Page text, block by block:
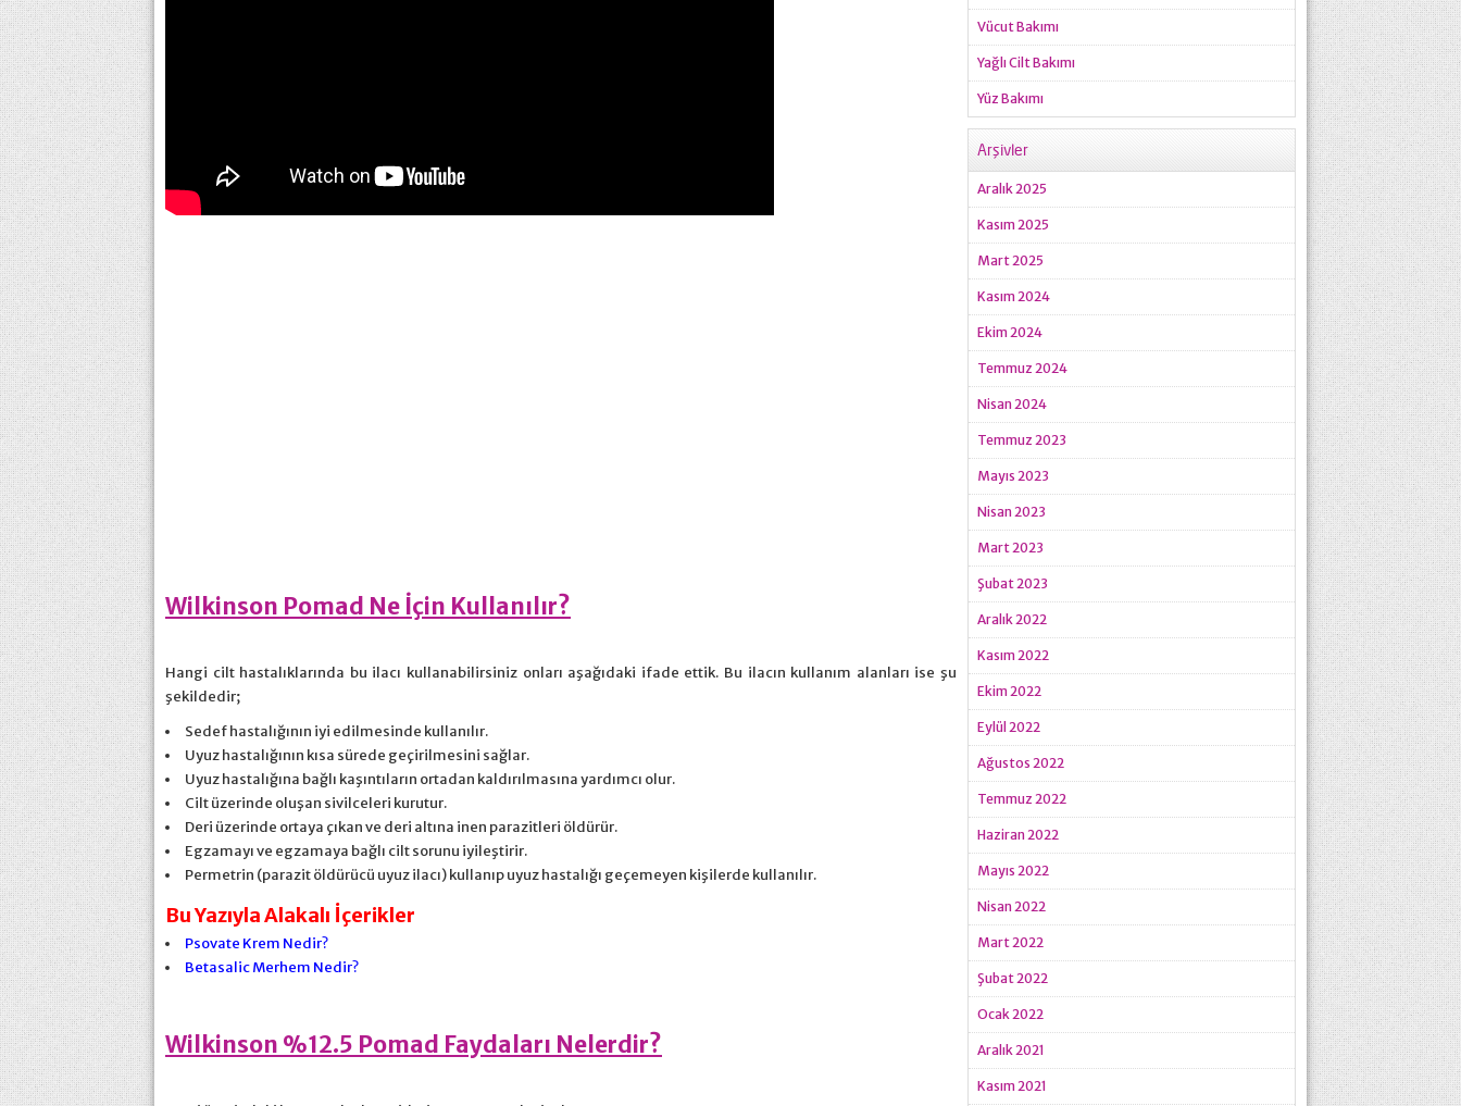
Wilkinson Pomad Ne İçin Kullanılır?
Hangi cilt hastalıklarında bu ilacı kullanabilirsiniz onları aşağıdaki ifade ettik. Bu ilacın kullanım alanları ise şu
şekildedir;
Sedef hastalığının iyi edilmesinde kullanılır.
Uyuz hastalığının kısa sürede geçirilmesini sağlar.
Uyuz hastalığına bağlı kaşıntıların ortadan kaldırılmasına yardımcı olur.
Cilt üzerinde oluşan sivilceleri kurutur.
Deri üzerinde ortaya çıkan ve deri altına inen parazitleri öldürür.
Egzamayı ve egzamaya bağlı cilt sorunu iyileştirir.
Permetrin (parazit öldürücü uyuz ilacı) kullanıp uyuz hastalığı geçemeyen kişilerde kullanılır.
Bu Yazıyla Alakalı İçerikler
Psovate Krem Nedir?
Betasalic Merhem Nedir?
Wilkinson %12.5 Pomad Faydaları Nelerdir?
Vücut Bakımı
Yağlı Cilt Bakımı
Yüz Bakımı
Arşivler
Aralık 2025
Kasım 2025
Mart 2025
Kasım 2024
Ekim 2024
Temmuz 2024
Nisan 2024
Temmuz 2023
Mayıs 2023
Nisan 2023
Mart 2023
Şubat 2023
Aralık 2022
Kasım 2022
Ekim 2022
Eylül 2022
Ağustos 2022
Temmuz 2022
Haziran 2022
Mayıs 2022
Nisan 2022
Mart 2022
Şubat 2022
Ocak 2022
Aralık 2021
Kasım 2021